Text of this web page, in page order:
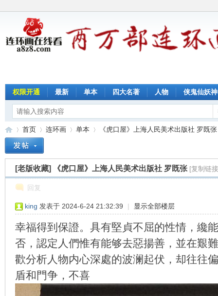
权限开通 最新 单本 四大名著 人物 侠鬼仙妖神
»
首页
›
连环画
›
单本 《虎口屋》上海人民美术出版社 罗既张
[老版收藏] 《虎口屋》上海人民美术出版社 罗既张 [复制链
回复
king 发表于 2024-6-24 21:32:39 | 显示全部楼层
幸福得到保證。具有堅貞不屈的性情，纔
否，認定人們惟有能够去惡揚善，並在艱
歡分析人物内心深處的波澜起伏，却往往
盾和門争，不喜